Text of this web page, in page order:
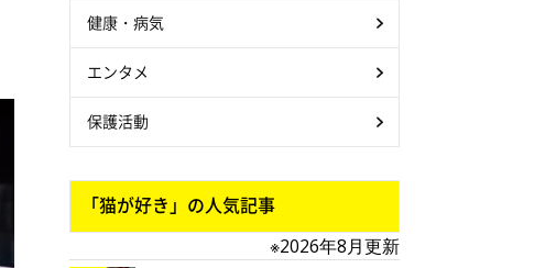
健康・病気
エンタメ
保護活動
「猫が好き」の人気記事
※2026年8月更新